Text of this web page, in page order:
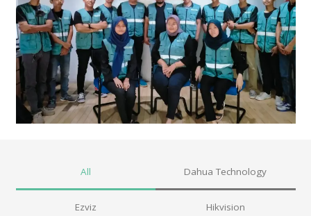
All Dahua Technology
Ezviz Hikvision